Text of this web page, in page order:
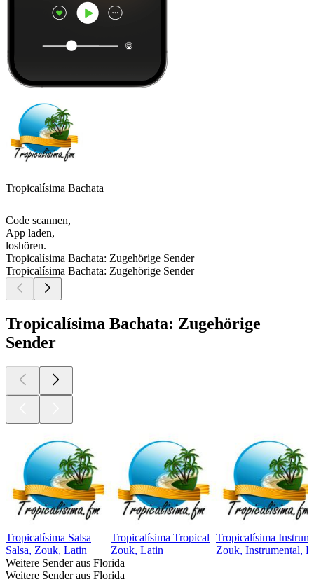
Tropicalísima Bachata
Code scannen,
App laden,
loshören.
Tropicalísima Bachata: Zugehörige Sender
Tropicalísima Bachata: Zugehörige Sender
Tropicalísima Bachata: Zugehörige
Sender
Tropicalísima Salsa
Salsa, Zouk, Latin
Tropicalísima Tropical
Zouk, Latin
Tropicalísima
Zouk, Instrumental,
Weitere Sender aus Florida
Weitere Sender aus Florida